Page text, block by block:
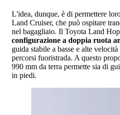
L'idea, dunque, è di permettere
Land Cruiser, che può ospitare
nel bagagliaio. Il Toyota Land
configurazione a doppia ruota
guida stabile a basse e alte
percorsi fuoristrada. A questo
990 mm da terra permette sia di
in piedi.